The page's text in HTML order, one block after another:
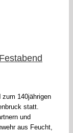
140jährigen
statt.
und
aus Feucht,